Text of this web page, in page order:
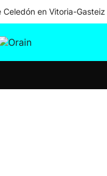
Celedón en Vitoria-Gasteiz